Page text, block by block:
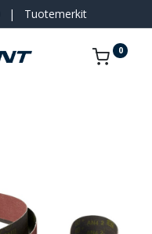
| Tuotemerkit
0